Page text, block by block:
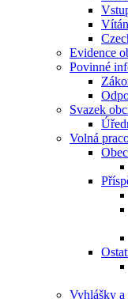
Evidence
Povinné
Svazek
Volná
Vyhlášky a